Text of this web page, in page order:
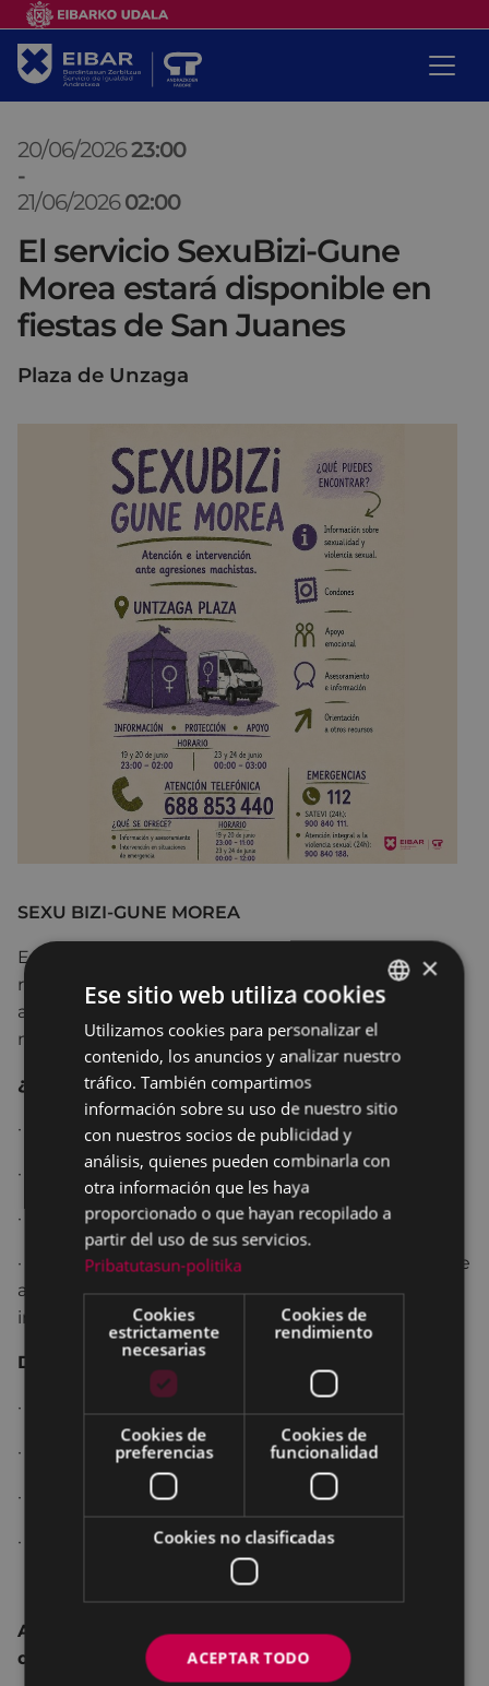
20/06/202623:00
-
21/06/202602:00
El servicio SexuBizi-Gune
Morea estará disponible en
fiestas de San Juanes
Plaza de Unzaga
SEXU BIZI-GUNE MOREA
Es un servicio que favorece la sexualidad y las
relaciones sanas. Zona móvil de información,
asesoramiento y protección contra agresiones
machistas en entornos festivos.
¿Qué ofrece el servicio?
· Información sobre sexualidad.
· Condones.
· Información sobre violencia sexual.
·
Frente a las agresiones sexuales, un espacio de
apoyo donde se ofrece apoyo emocional,
información, consejo y derivación, entre otros.
Días, horario y ubicación: PLAZA UNZAGA
·
· 20 de junio, de 23:00 a 02:00.
· 23 de junio, de 00:00 a 03:00.
· 24 de junio, de 00:00 a 03:00.
Atención telefónica ante agresiones machistas
durante las fiestas de San Juan
BASQUE
SPANISH
×
Ese sitio web utiliza cookies
Utilizamos cookies para personalizar el
contenido, los anuncios y analizar nuestro
tráfico. También compartimos
información sobre su uso de nuestro sitio
con nuestros socios de publicidad y
análisis, quienes pueden combinarla con
otra información que les haya
proporcionado o que hayan recopilado a
partir del uso de sus servicios.
Pribatutasun-politika
Cookies
estrictamente
necesarias
Cookies de
rendimiento
Cookies de
preferencias
Cookies de
funcionalidad
Cookies no clasificadas
ACEPTAR TODO